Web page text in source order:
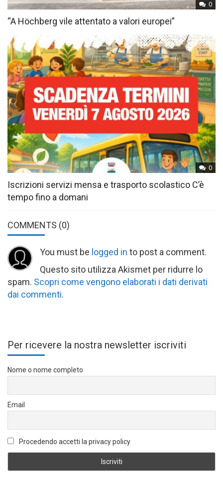
0
“A Höchberg vile attentato a valori europei”
0
Iscrizioni servizi mensa e trasporto scolastico C’è
tempo fino a domani
COMMENTS (0)
You must be logged in to post a comment.
Questo sito utilizza Akismet per ridurre lo
spam. Scopri come vengono elaborati i dati derivati
dai commenti.
Per ricevere la nostra newsletter iscriviti
Nome o nome completo
Email
Procedendo accetti la privacy policy